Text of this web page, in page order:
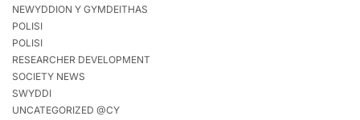
NEWYDDION Y GYMDEITHAS
POLISI
POLISI
RESEARCHER DEVELOPMENT
SOCIETY NEWS
SWYDDI
UNCATEGORIZED @CY